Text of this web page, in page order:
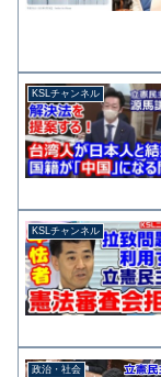
KSLチャンネル
KSLチャンネル
政治・社会